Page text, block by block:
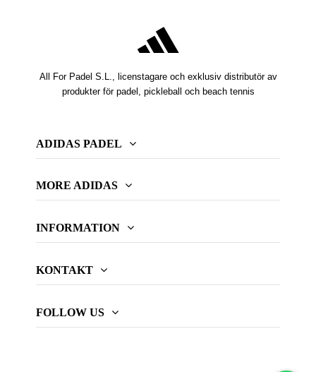
All For Padel S.L., licenstagare och exklusiv distributör av
produkter för padel, pickleball och beach tennis
ADIDAS PADEL
MORE ADIDAS
INFORMATION
KONTAKT
FOLLOW US